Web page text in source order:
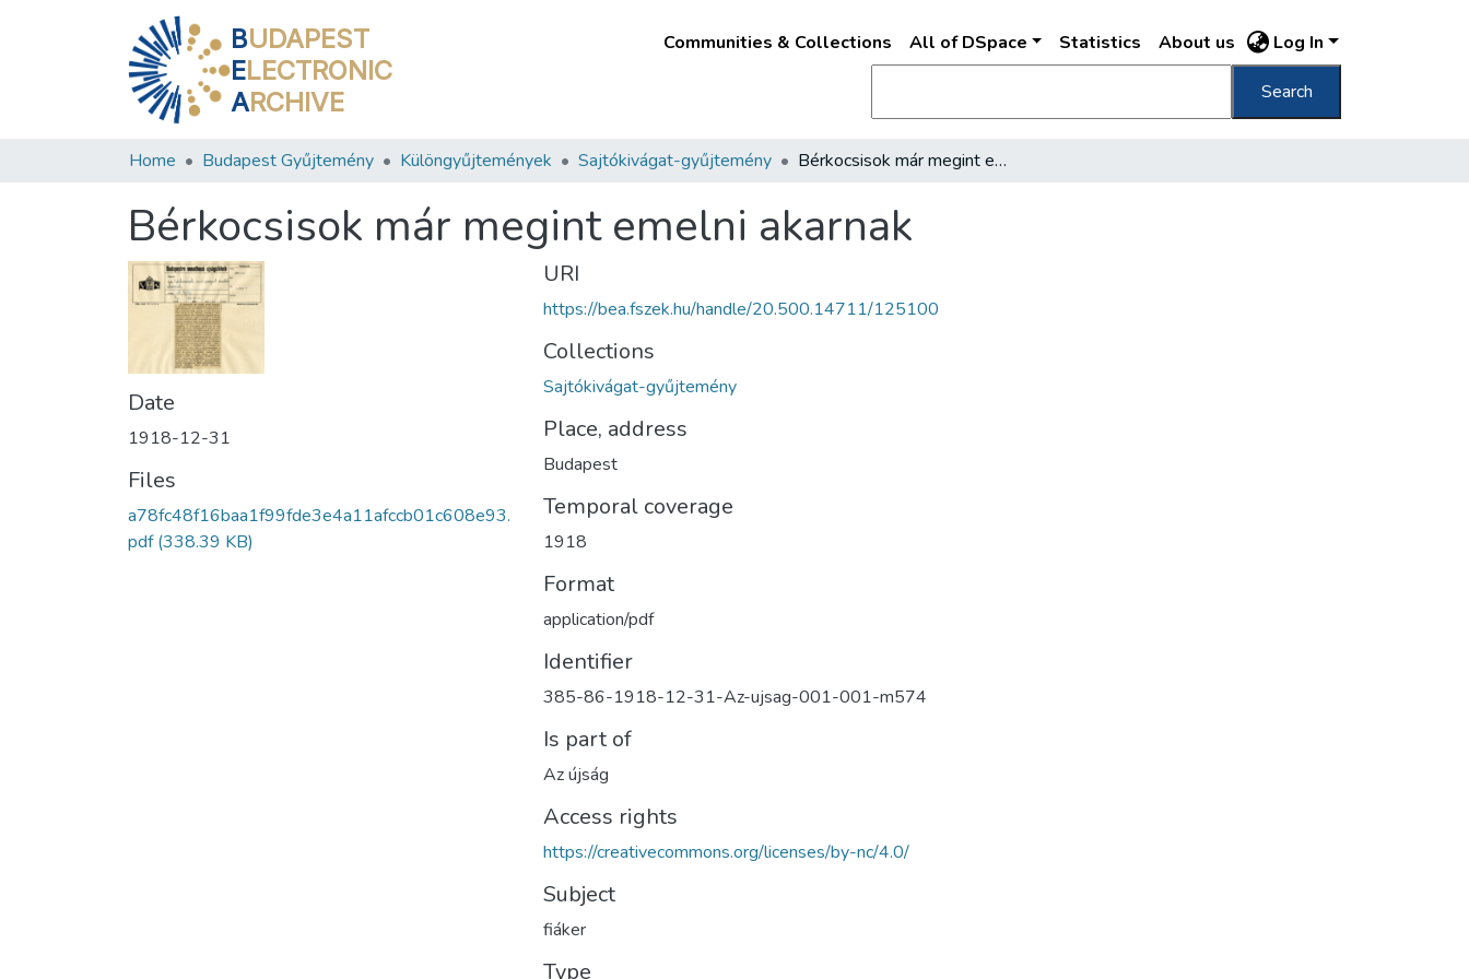
BUDAPEST
ELECTRONIC
ARCHIVE
Communities & Collections All of DSpace Statistics About us Log In
Search
Home Budapest Gyűjtemény Különgyűjtemények Sajtókivágat-gyűjtemény Bérkocsisok már megint emelni akarnak
Bérkocsisok már megint emelni akarnak
Date
1918-12-31
Files
a78fc48f16baa1f99fde3e4a11afccb01c608e93.
pdf(338.39 KB)
URI
https://bea.fszek.hu/handle/20.500.14711/125100
Collections
Sajtókivágat-gyűjtemény
Place, address
Budapest
Temporal coverage
1918
Format
application/pdf
Identifier
385-86-1918-12-31-Az-ujsag-001-001-m574
Is part of
Az újság
Access rights
https://creativecommons.org/licenses/by-nc/4.0/
Subject
fiáker
Type